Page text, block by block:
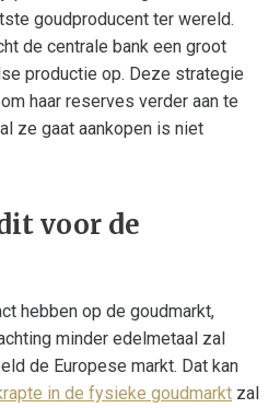
goudproducent ter wereld.
de centrale bank een groot
productie op. Deze strategie
haar reserves verder aan te
ze gaat aankopen is niet
voor de
hebben op de goudmarkt,
minder edelmetaal zal
de Europese markt. Dat kan
in de fysieke goudmarkt zal